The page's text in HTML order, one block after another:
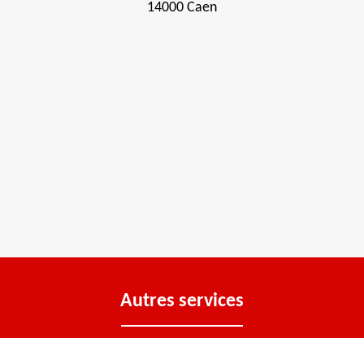
14000 Caen
Autres services